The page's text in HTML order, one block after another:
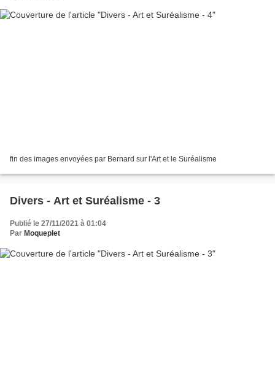
fin des images envoyées par Bernard sur l'Art et le Suréalisme
Divers - Art et Suréalisme - 3
Publié le 27/11/2021 à 01:04
Par Moqueplet